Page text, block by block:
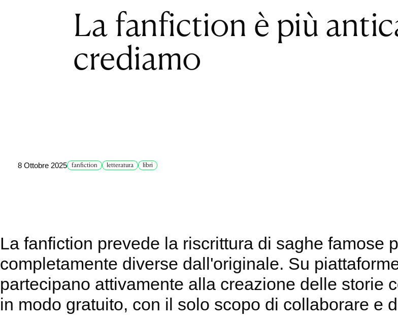
La fanfiction è più
crediamo
8 Ottobre 2025 fanfiction letteratura libri
La fanfiction prevede la riscrittura di saghe famose
completamente diverse dall'originale. Su
partecipano attivamente alla creazione delle storie
in modo gratuito, con il solo scopo di collaborare e